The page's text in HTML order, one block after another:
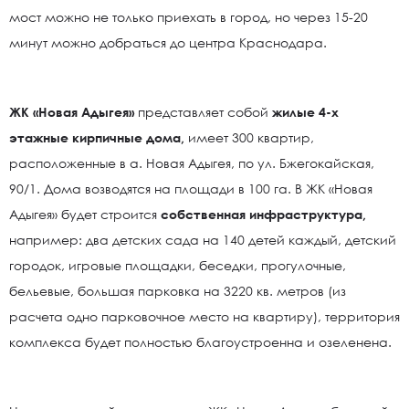
мост можно не только приехать в город, но через 15-20
минут можно добраться до центра Краснодара.
ЖК «Новая Адыгея» представляет собой жилые 4-х
этажные кирпичные дома, имеет 300 квартир,
расположенные в а. Новая Адыгея, по ул. Бжегокайская,
90/1. Дома возводятся на площади в 100 га. В ЖК «Новая
Адыгея» будет строится собственная инфраструктура,
например: два детских сада на 140 детей каждый, детский
городок, игровые площадки, беседки, прогулочные,
бельевые, большая парковка на 3220 кв. метров (из
расчета одно парковочное место на квартиру), территория
комплекса будет полностью благоустроенна и озеленена.